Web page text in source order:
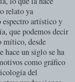
relato ya
artístico y
que podemos decir
mítico, desde
hace un siglo se ha
como gráfico
del